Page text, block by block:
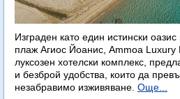
Изграден като един истински
плаж Агиос Йоанис, Ammoa Luxury
луксозен хотелски комплекс,
и безброй удобства, които да
незабравимо изживяване. Още...